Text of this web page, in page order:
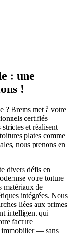
: une
!
? Brems met à votre
certifiés
et réalisent
plates comme
nous prenons en
divers défis en
votre toiture
matériaux de
intégrées. Nous
liées aux primes
intelligent qui
facture
immobilier — sans